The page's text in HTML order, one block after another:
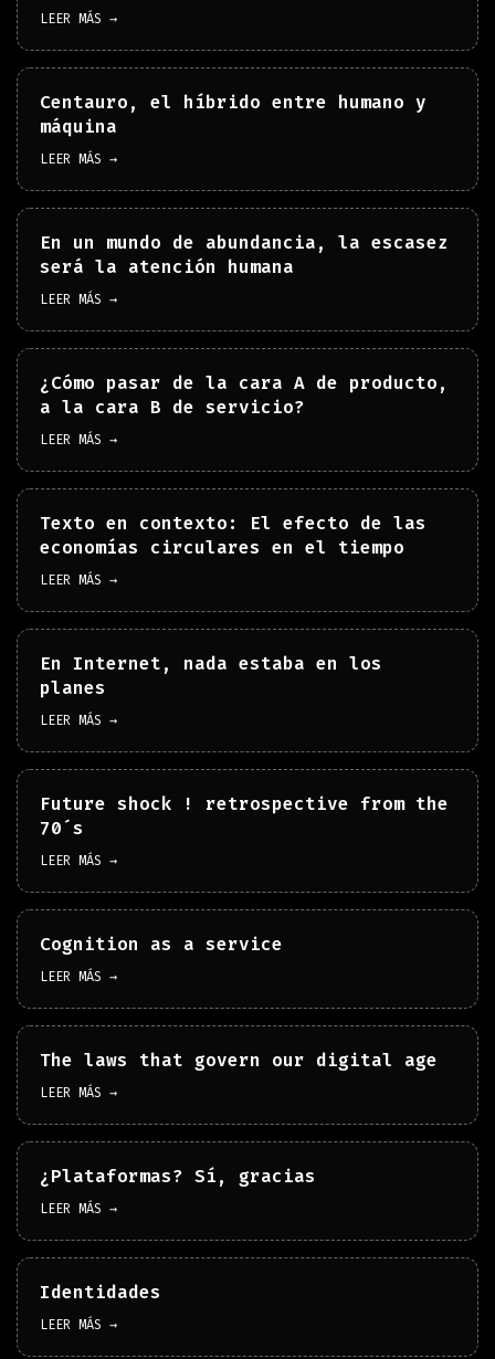
LEER MÁS →
Centauro, el híbrido entre humano y
máquina
LEER MÁS →
En un mundo de abundancia, la escasez
será la atención humana
LEER MÁS →
¿Cómo pasar de la cara A de producto,
a la cara B de servicio?
LEER MÁS →
Texto en contexto: El efecto de las
economías circulares en el tiempo
LEER MÁS →
En Internet, nada estaba en los
planes
LEER MÁS →
Future shock ! retrospective from the
70´s
LEER MÁS →
Cognition as a service
LEER MÁS →
The laws that govern our digital age
LEER MÁS →
¿Plataformas? Sí, gracias
LEER MÁS →
Identidades
LEER MÁS →